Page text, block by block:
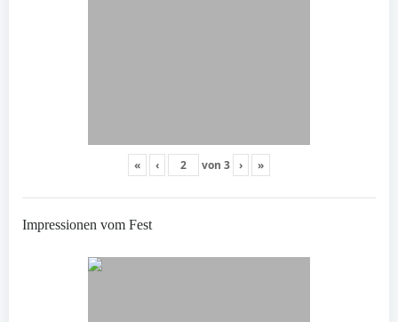
« ‹ von 3 › »
Impressionen vom Fest